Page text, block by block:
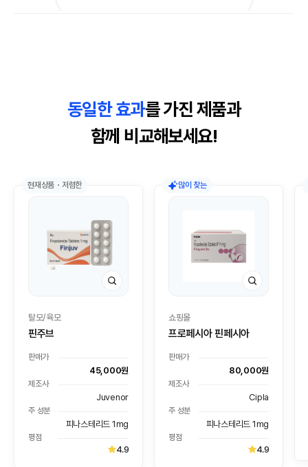
동일한 효과를 가진 제품과
함께 비교해보세요!
현재상품・저렴한
탈모/육모
핀주브
판매가
45,000원
제조사
Juvenor
주 성분
피나스테리드 1mg
평점
4.9
많이 찾는
쇼핑몰
프로페시아 핀페시아
판매가
80,000원
제조사
Cipla
주 성분
피나스테리드 1mg
평점
4.9